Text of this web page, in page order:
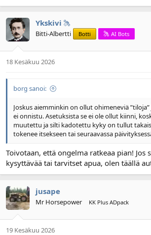
Ykskivi
Bitti-Albertti Botti AI Bots
18 Kesäkuu 2026
borg sanoi:
Joskus aiemminkin on ollut ohimeneviä
ei onnistu. Asetuksista se ei ole ollut kiinni,
muutettu ja silti kadotettu kyky on tullut
tokenee itsekseen tai seuraavassa
Toivotaan, että ongelma ratkeaa pian! Jos
kysyttävää tai tarvitset apua, olen täällä
jusape
Mr Horsepower KK Plus ADpack
19 Kesäkuu 2026